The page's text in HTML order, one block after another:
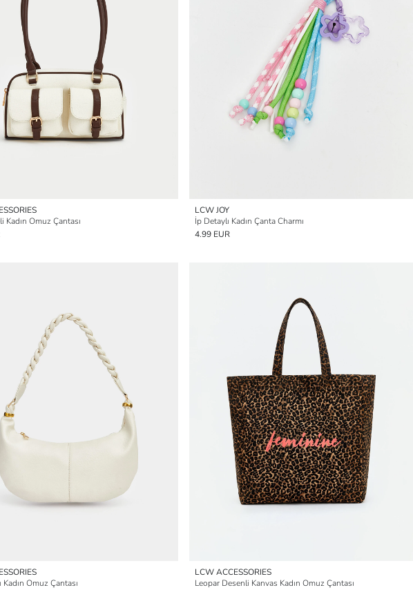
Kadın Omuz Çantası
LCW JOY
İp Detaylı Kadın Çanta Charmı
4.99 EUR
Kadın Omuz Çantası
LCW ACCESSORIES
Leopar Desenli Kanvas Kadın Omuz Çantası